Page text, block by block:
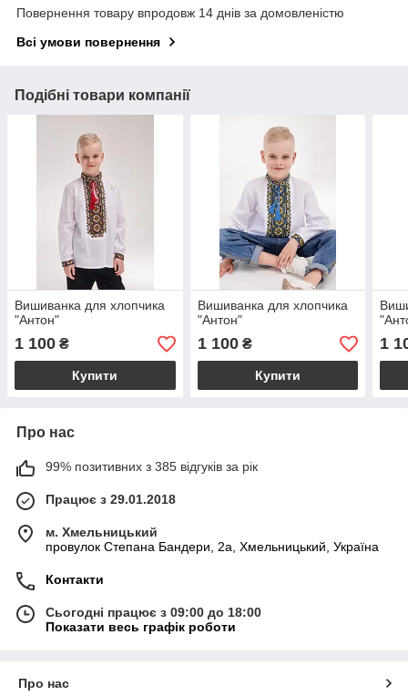
Повернення товару впродовж 14 днів за домовленістю
Всі умови повернення
Подібні товари компанії
Вишиванка для хлопчика
"Антон"
1 100 ₴
Купити
Вишиванка для хлопчика
"Антон"
1 100₴
Купити
1
Про нас
99% позитивних з 385 відгуків за рік
Працює з 29.01.2018
м. Хмельницький
провулок Степана Бандери, 2a, Хмельницький, Україна
Контакти
Сьогодні працює з 09:00 до 18:00
Показати весь графік роботи
Про нас